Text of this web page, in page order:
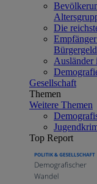
Die
Ausländer
Gesellschaft
Themen
Weitere Themen
Top Report